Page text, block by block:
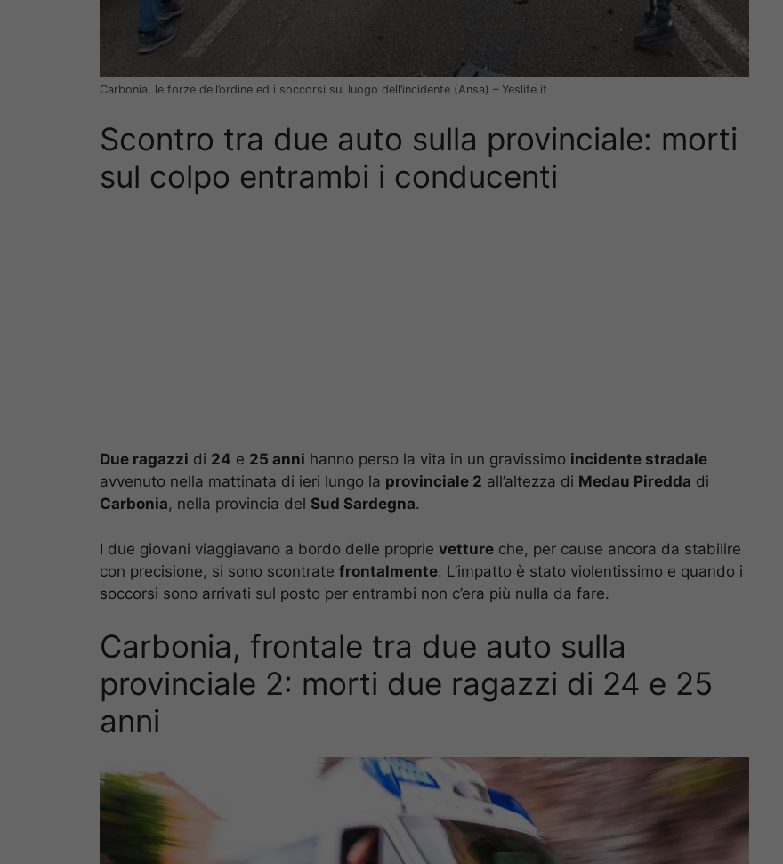
Carbonia, le forze dell’ordine ed i soccorsi sul luogo dell’incidente (Ansa) – Yeslife.it
Scontro tra due auto sulla provinciale: morti
sul colpo entrambi i conducenti
Due ragazzi di 24 e 25 anni hanno perso la vita in un gravissimo incidente stradale
avvenuto nella mattinata di ieri lungo la provinciale 2 all’altezza di Medau Piredda di
Carbonia, nella provincia del Sud Sardegna.
I due giovani viaggiavano a bordo delle proprie vetture che, per cause ancora da stabilire
con precisione, si sono scontrate frontalmente. L’impatto è stato violentissimo e quando i
soccorsi sono arrivati sul posto per entrambi non c’era più nulla da fare.
Carbonia, frontale tra due auto sulla
provinciale 2: morti due ragazzi di 24 e 25
anni